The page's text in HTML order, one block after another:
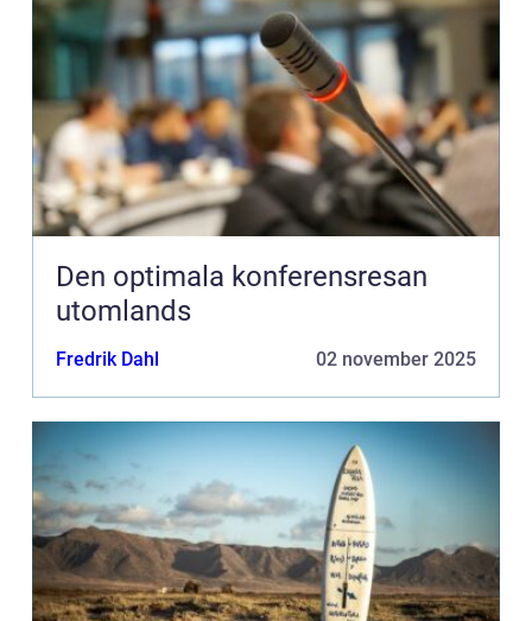
Den optimala konferensresan
utomlands
Fredrik Dahl 02 november 2025